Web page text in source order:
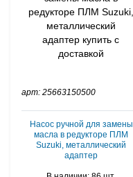
арт: 25663150500
Насос ручной для замены
масла в редукторе ПЛМ
Suzuki, металлический
адаптер